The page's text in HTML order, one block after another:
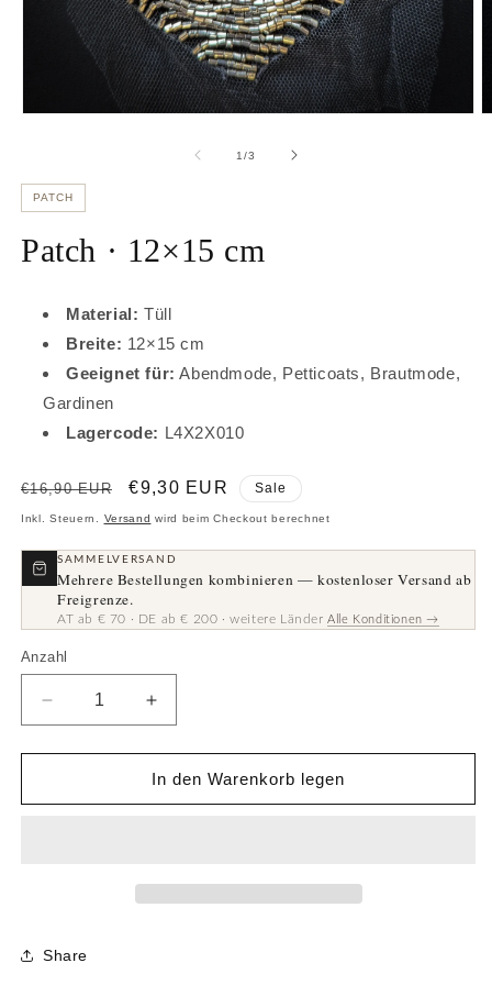
öffnen
1/von
3
PATCH
Patch · 12×15 cm
Material: Tüll
Breite: 12×15 cm
Geeignet für: Abendmode, Petticoats, Brautmode,
Gardinen
Lagercode: L4X2X010
Normaler
Preis
€16,90 EUR Verkaufspreis
€9,30 EUR Sale
Inkl. Steuern. Versand wird beim Checkout berechnet
SAMMELVERSAND
Mehrere Bestellungen kombinieren — kostenloser Versand ab
Freigrenze.
AT ab € 70 · DE ab € 200 · weitere LänderAlle Konditionen →
Anzahl
Anzahl
Verringere
die
Menge
Patch
Erhöhe
die
Menge
für
Patch
In den Warenkorb legen
Share